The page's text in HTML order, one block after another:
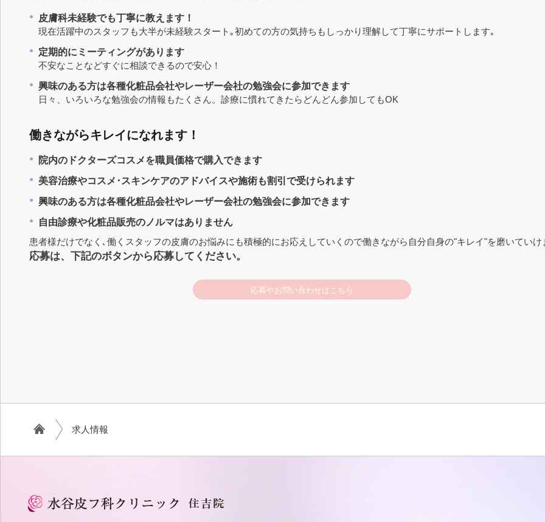
皮膚科未経験でも丁寧に教えます！
現在活躍中のスタッフも大半が未経験スタート｡初めての方の気持ちもしっかり理解して丁寧にサポートします｡
定期的にミーティングがあります
不安なことなどすぐに相談できるので安心！
興味のある方は各種化粧品会社やレーザー会社の勉強会に参加できます
日々、いろいろな勉強会の情報もたくさん。診療に慣れてきたらどんどん参加してもOK
働きながらキレイになれます！
院内のドクターズコスメを職員価格で購入できます
美容治療やコスメ･スキンケアのアドバイスや施術も割引で受けられます
興味のある方は各種化粧品会社やレーザー会社の勉強会に参加できます
自由診療や化粧品販売のノルマはありません
患者様だけでなく､働くスタッフの皮膚のお悩みにも積極的にお応えしていくので働きながら自分自身の"キレイ"を磨いていけ
応募は、下記のボタンから応募してください。
応募やお問い合わせはこちら
求人情報